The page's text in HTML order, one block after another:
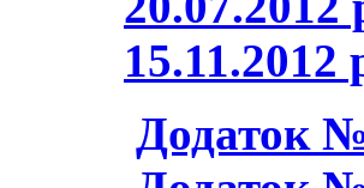
15.11.2012
Додаток